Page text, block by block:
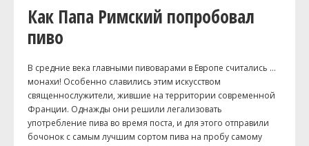
Как Папа Римский попробовал
пиво
В средние века главными пивоварами в Европе считались …
монахи! Особенно славились этим искусством
священнослужители, жившие на территории современной
Франции. Однажды они решили легализовать
употребление пива во время поста, и для этого отправили
бочонок с самым лучшим сортом пива на пробу самому